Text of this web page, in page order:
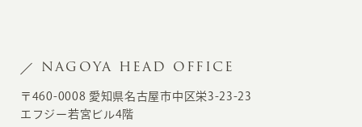
NAGOYA HEAD OFFICE
〒460-0008 愛知県名古屋市中区栄3-23-23
エフジー若宮ビル4階